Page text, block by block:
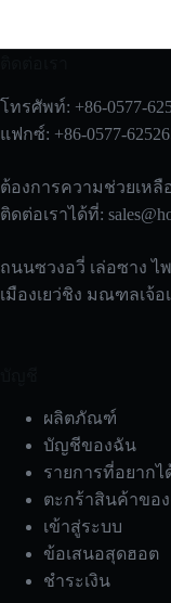
โทรศัพท์: +86-0577-
แฟกซ์: +86-0577-
ต้องการความช่วยเห
ติดต่อเราได้ที่:
ถนนซวงอวี่ เล่อซาง ไ
เมืองเยว่ชิง มณฑลเจ้อ
ผลิตภัณฑ์
บัญชีของฉัน
รายการที่อยากไ
ตะกร้าสินค้าขอ
เข้าสู่ระบบ
ข้อเสนอสุดฮอต
ชำระเงิน